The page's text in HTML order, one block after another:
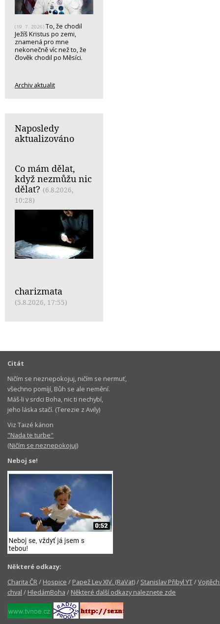
(19. 7. 2026) To, že chodil
Ježíš Kristus po zemi,
znamená pro mne
nekonečně víc než to, že
člověk chodil po Měsíci.
Archiv aktualit
Naposledy
aktualizováno
Co mám dělat,
když nezmůžu nic
dělat? (6.8.2026,
10:28)
charizmata
(5.8.2026, 17:55)
Citát
Ničím se neznepokojuj, ničím se nermuť,
všechno pomíjí, Bůh se ale nemění.
Máš-li v srdci Boha, nic ti nechybí,
jeho láska stačí. (Terezie z Avily)
Viz Taizé kánon
"Nada te turbe"
(Ničím se neznepokojuj)
Neboj se!
Některé odkazy:
Charita ČR/ Hospice / Papež Lev XIV. (RaVat)/ Stanislav Přibyl YT/
chval / HledámBoha / Některé další odkazy naleznete zde